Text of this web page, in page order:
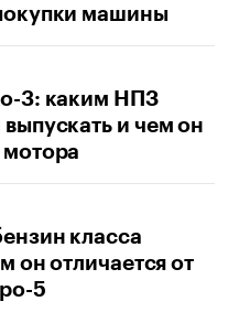
машины
3: каким НПЗ
и чем он
мотора
класса
он отличается от
5